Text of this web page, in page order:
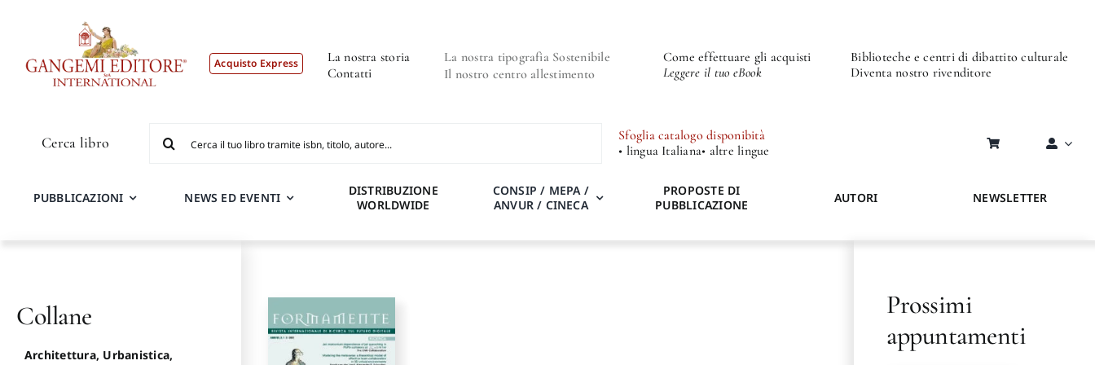
Acquisto Express
La nostra storia
Contatti
La nostra tipografia Sostenibile
Il nostro centro allestimento
Come effettuare gli acquisti
Leggere il tuo eBook
Biblioteche e centri di dibattito culturale
Diventa nostro rivenditore
Cerca libro
per:
Sfoglia catalogo disponibità
• lingua Italiana• altre lingue
PUBBLICAZIONI NEWS ED EVENTI
DISTRIBUZIONE
WORLDWIDE
CONSIP / MEPA /
ANVUR / CINECA
PROPOSTE DI
PUBBLICAZIONE
AUTORI NEWSLETTER
Collane
Architettura, Urbanistica,
Prossimi
appuntamenti